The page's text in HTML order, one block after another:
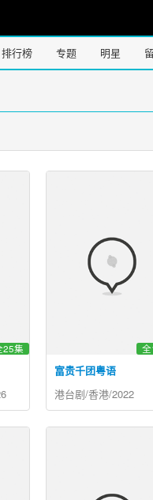
排行榜 专题 明星
25集
富贵千团粤语
港台剧/香港/2022